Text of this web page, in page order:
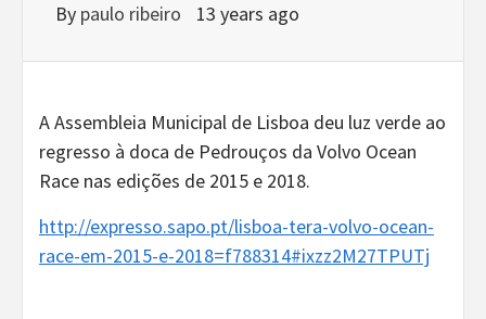
By paulo ribeiro 13 years ago
A Assembleia Municipal de Lisboa deu luz verde ao
regresso à doca de Pedrouços da Volvo Ocean
Race nas edições de 2015 e 2018.
http://expresso.sapo.pt/lisboa-tera-volvo-ocean-
race-em-2015-e-2018=f788314#ixzz2M27TPUTj